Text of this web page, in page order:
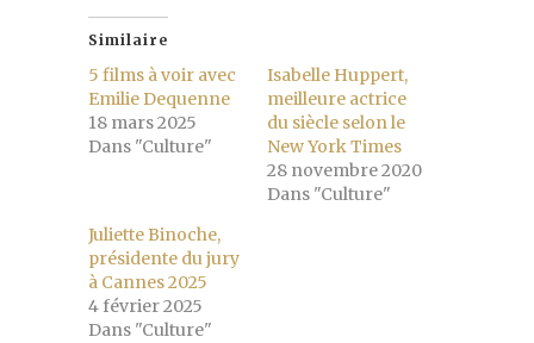
Similaire
5 films à voir avec
Emilie Dequenne
18 mars 2025
Dans "Culture"
Isabelle Huppert,
meilleure actrice
du siècle selon le
New York Times
28 novembre 2020
Dans "Culture"
Juliette Binoche,
présidente du jury
à Cannes 2025
4 février 2025
Dans "Culture"